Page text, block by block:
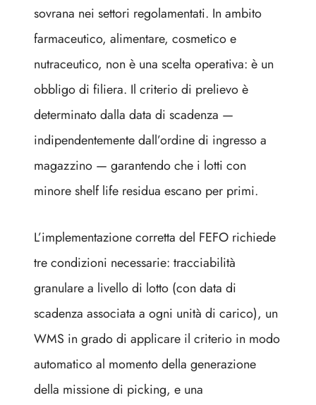
sovrana nei settori regolamentati. In ambito
farmaceutico, alimentare, cosmetico e
nutraceutico, non è una scelta operativa: è un
obbligo di filiera. Il criterio di prelievo è
determinato dalla data di scadenza —
indipendentemente dall’ordine di ingresso a
magazzino — garantendo che i lotti con
minore shelf life residua escano per primi.
L’implementazione corretta del FEFO richiede
tre condizioni necessarie: tracciabilità
granulare a livello di lotto (con data di
scadenza associata a ogni unità di carico), un
WMS in grado di applicare il criterio in modo
automatico al momento della generazione
della missione di picking, e una